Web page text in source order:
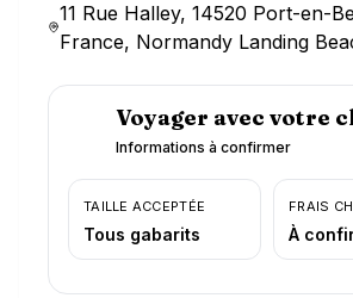
11 Rue Halley, 14520 Port-en-
France, Normandy Landing
Voyager avec votre
Informations à confirmer
TAILLE ACCEPTÉE
Tous gabarits
FRAIS
À